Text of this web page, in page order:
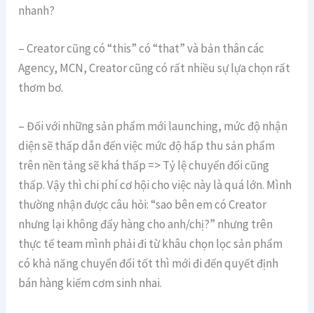
nhanh?
– Creator cũng có “this” có “that” và bản thân các
Agency, MCN, Creator cũng có rất nhiều sự lựa chọn rất
thơm bơ.
– Đối với những sản phẩm mới launching, mức độ nhận
diện sẽ thấp dẫn đến việc mức độ hấp thu sản phẩm
trên nền tảng sẽ khá thấp => Tỷ lệ chuyển đổi cũng
thấp. Vậy thì chi phí cơ hội cho việc này là quá lớn. Mình
thường nhận được câu hỏi: “sao bên em có Creator
nhưng lại không đẩy hàng cho anh/chị?” nhưng trên
thực tế team mình phải đi từ khâu chọn lọc sản phẩm
có khả năng chuyển đổi tốt thì mới đi đến quyết định
bán hàng kiếm cơm sinh nhai.